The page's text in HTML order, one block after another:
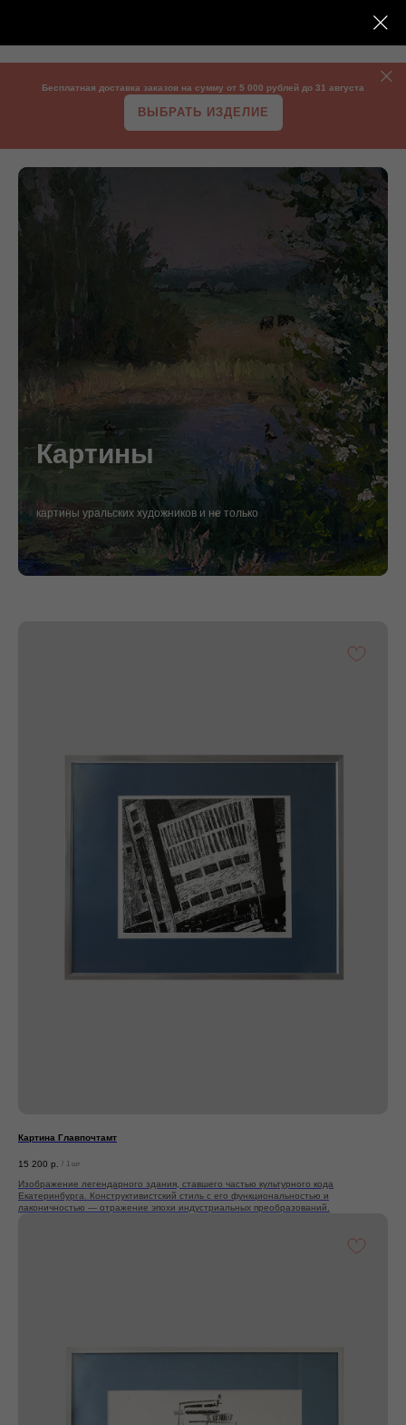
Бесплатная доставка заказов на сумму от 5 000 рублей до 31 августа
ВЫБРАТЬ ИЗДЕЛИЕ
Картины
картины уральских художников и не только
Картина Главпочтамт
15 200 р. / 1 шт
Изображение легендарного здания, ставшего частью культурного кода
Екатеринбурга. Конструктивистский стиль с его функциональностью и
лаконичностью — отражение эпохи индустриальных преобразований.